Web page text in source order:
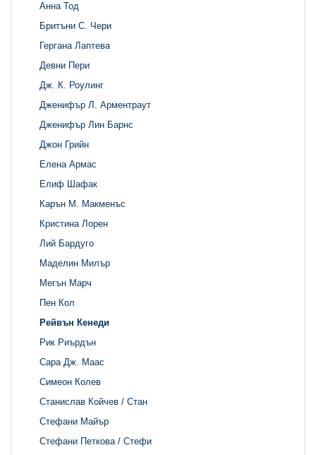
Анна Тод
Бритъни С. Чери
Гергана Лаптева
Девни Пери
Дж. К. Роулинг
Дженифър Л. Арментраут
Дженифър Лин Барнс
Джон Грийн
Елена Армас
Елиф Шафак
Карън М. Макменъс
Кристина Лорен
Лий Бардуго
Маделин Милър
Мегън Марч
Пен Кол
Рейвън Кенеди
Рик Риърдън
Сара Дж. Маас
Симеон Колев
Станислав Койчев / Стан
Стефани Майър
Стефани Петкова / Стефи